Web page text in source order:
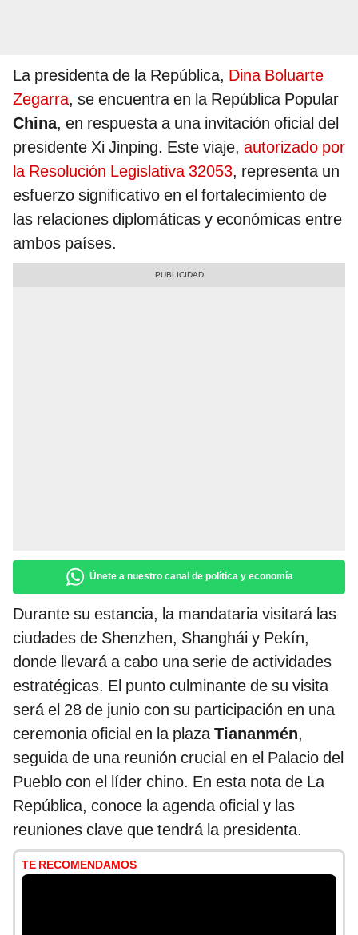
La presidenta de la República, Dina Boluarte
Zegarra, se encuentra en la República Popular
China, en respuesta a una invitación oficial del
presidente Xi Jinping. Este viaje, autorizado por
la Resolución Legislativa 32053, representa un
esfuerzo significativo en el fortalecimiento de
las relaciones diplomáticas y económicas entre
ambos países.
Únete a nuestro canal de política y economía
Durante su estancia, la mandataria visitará las
ciudades de Shenzhen, Shanghái y Pekín,
donde llevará a cabo una serie de actividades
estratégicas. El punto culminante de su visita
será el 28 de junio con su participación en una
ceremonia oficial en la plazaTiananmén,
seguida de una reunión crucial en el Palacio del
Pueblo con el líder chino. En esta nota de La
República, conoce la agenda oficial y las
reuniones clave que tendrá la presidenta.
TE RECOMENDAMOS